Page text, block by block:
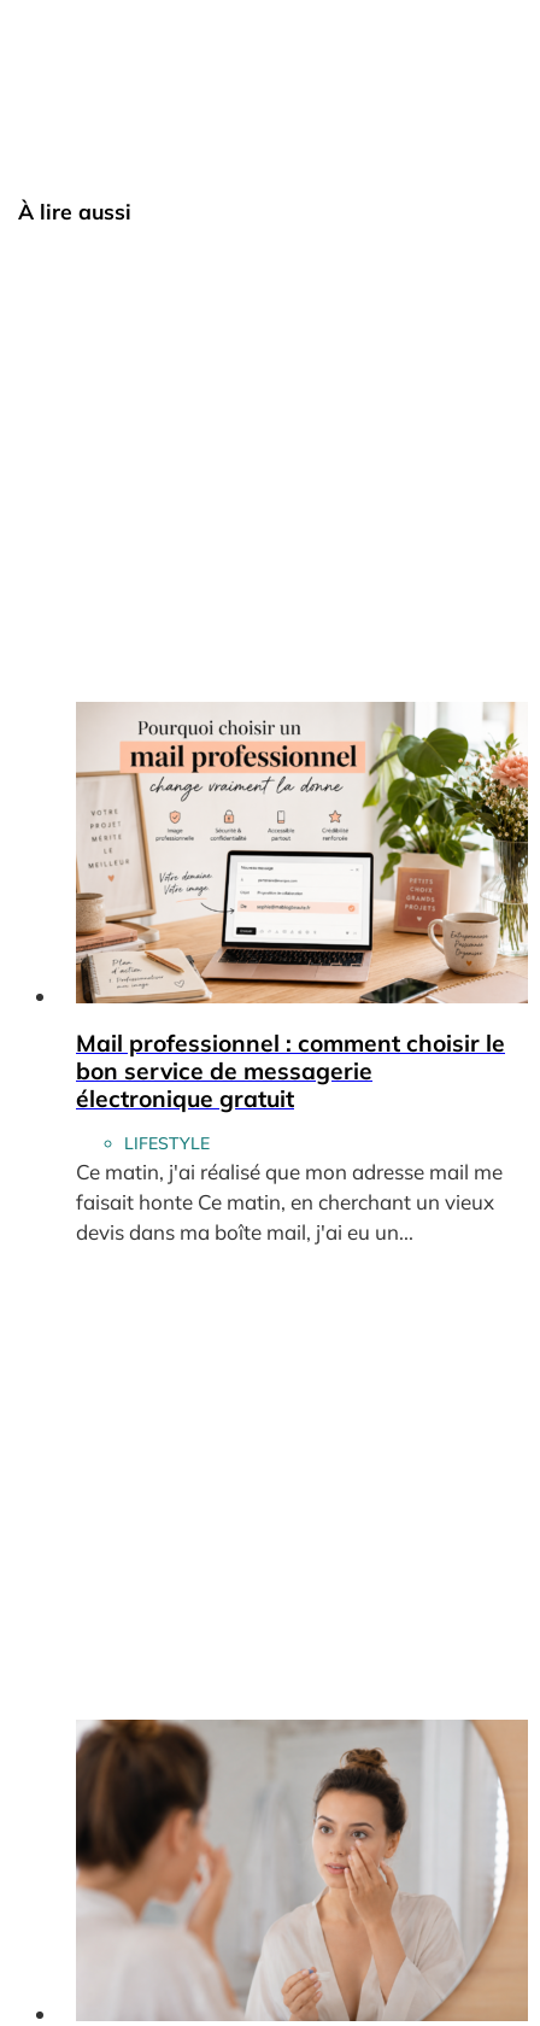
À lire aussi
Mail professionnel : comment choisir le
bon service de messagerie
électronique gratuit
LIFESTYLE
Ce matin, j'ai réalisé que mon adresse mail me
faisait honte Ce matin, en cherchant un vieux
devis dans ma boîte mail, j'ai eu un...